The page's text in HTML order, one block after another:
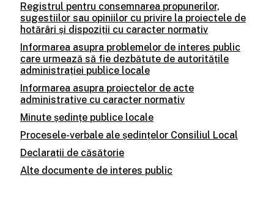
Registrul pentru consemnarea propunerilor,
sugestiilor sau opiniilor cu privire la proiectele de
hotărâri și dispoziții cu caracter normativ
Informarea asupra problemelor de interes public
care urmează să fie dezbătute de autoritățile
administrației publice locale
Informarea asupra proiectelor de acte
administrative cu caracter normativ
Minute ședințe publice locale
Procesele-verbale ale ședințelor Consiliul Local
Declarații de căsătorie
Alte documente de interes public